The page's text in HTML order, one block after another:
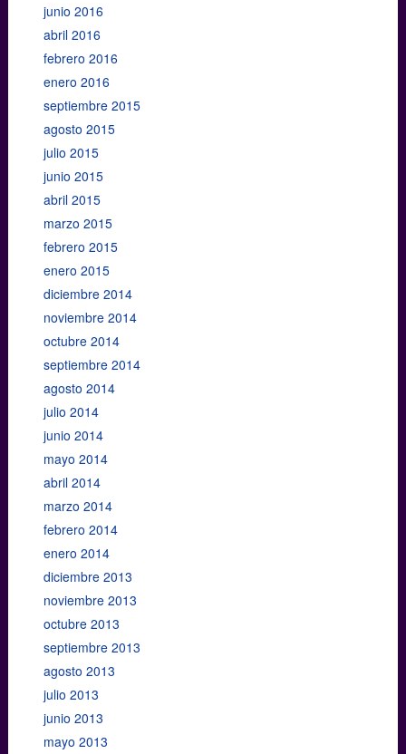
junio 2016
abril 2016
febrero 2016
enero 2016
septiembre 2015
agosto 2015
julio 2015
junio 2015
abril 2015
marzo 2015
febrero 2015
enero 2015
diciembre 2014
noviembre 2014
octubre 2014
septiembre 2014
agosto 2014
julio 2014
junio 2014
mayo 2014
abril 2014
marzo 2014
febrero 2014
enero 2014
diciembre 2013
noviembre 2013
octubre 2013
septiembre 2013
agosto 2013
julio 2013
junio 2013
mayo 2013